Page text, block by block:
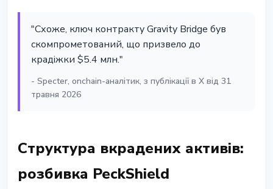
"Схоже, ключ контракту Gravity Bridge був
скомпрометований, що призвело до
крадіжки $5.4 млн."
- Specter, onchain-аналітик, з публікації в X від 31
травня 2026
Структура вкрадених активів:
розбивка PeckShield